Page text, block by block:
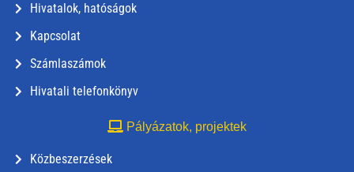
Hivatalok, hatóságok
Kapcsolat
Számlaszámok
Hivatali telefonkönyv
Pályázatok, projektek
Közbeszerzések